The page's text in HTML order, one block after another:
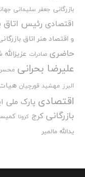
بازرگانی جعفر سلیمانی
اقتصادی رئیس اتاق
و اقتصاد هنر اتاق
حاضری صادرات
علیرضا بحرانی
البرز مهشید قورچیان
اقتصادی پارک ملی
بازرگانی کرج کرونا
یدالله مالمیر